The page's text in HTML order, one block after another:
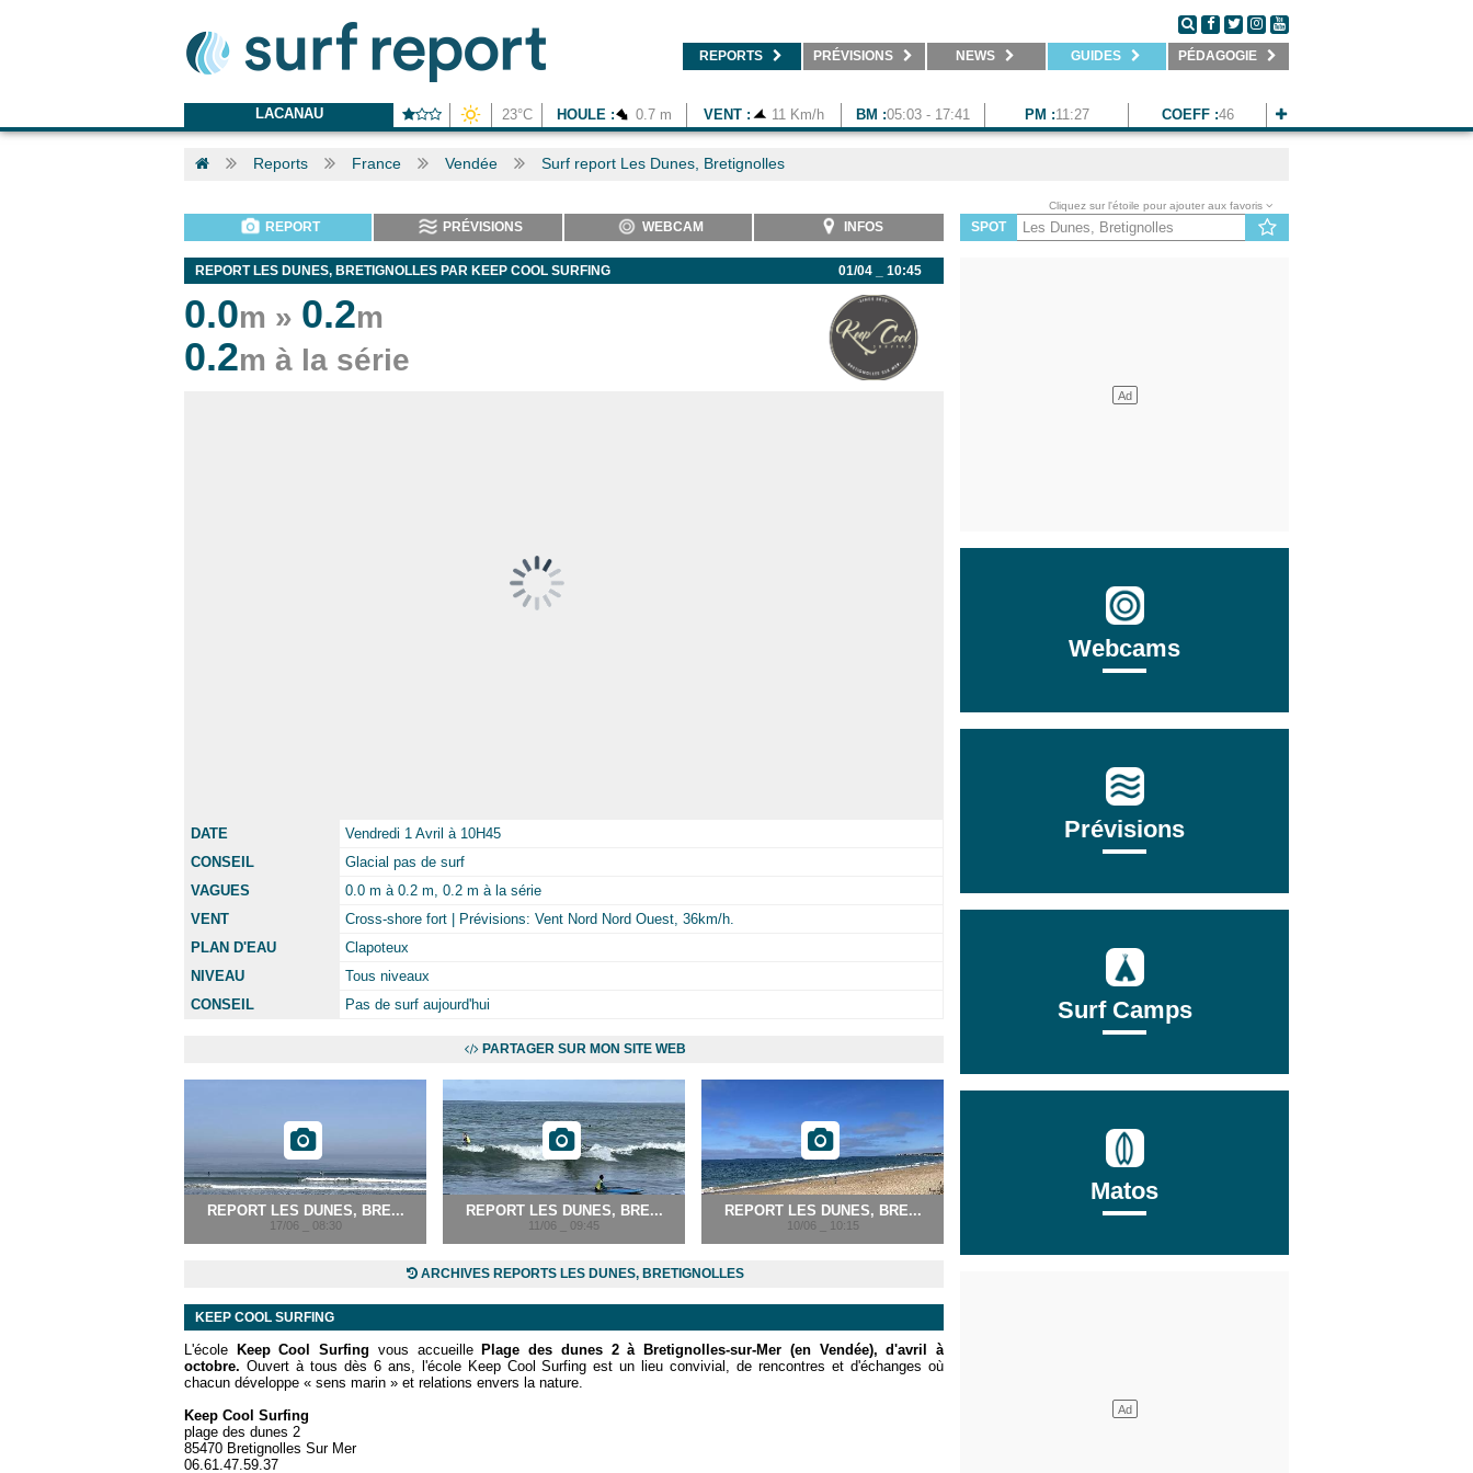
REPORTS PRÉVISIONS NEWS GUIDES PÉDAGOGIE
LACANAU 23°C HOULE : 0.7 m VENT : 11 Km/h BM :05:03 - 17:41 PM :11:27 COEFF :46
Reports France Vendée Surf report Les Dunes, Bretignolles
REPORT PRÉVISIONS WEBCAM INFOS
01/04 _ 10:45
REPORT LES DUNES, BRETIGNOLLES PAR KEEP COOL SURFING
0.0m » 0.2m
0.2m à la série
DATE
Vendredi 1 Avril à 10H45
CONSEIL
Glacial pas de surf
VAGUES
0.0 m à 0.2 m, 0.2 m à la série
VENT
Cross-shore fort | Prévisions: Vent Nord Nord Ouest, 36km/h.
PLAN D'EAU
Clapoteux
NIVEAU
Tous niveaux
CONSEIL
Pas de surf aujourd'hui
PARTAGER SUR MON SITE WEB
REPORT LES DUNES, BRE...
17/06 _ 08:30
REPORT LES DUNES, BRE...
11/06 _ 09:45
REPORT LES DUNES, BRE...
10/06 _ 10:15
ARCHIVES REPORTS LES DUNES, BRETIGNOLLES
KEEP COOL SURFING
L'école Keep Cool Surfing vous accueille Plage des dunes 2 à Bretignolles-sur-Mer (en Vendée), d'avril à
octobre. Ouvert à tous dès 6 ans, l'école Keep Cool Surfing est un lieu convivial, de rencontres et d'échanges où
chacun développe « sens marin » et relations envers la nature.
Keep Cool Surfing
plage des dunes 2
85470 Bretignolles Sur Mer
06.61.47.59.37
Cliquez sur l'étoile pour ajouter aux favoris
SPOT
Webcams
Prévisions
Surf Camps
Matos